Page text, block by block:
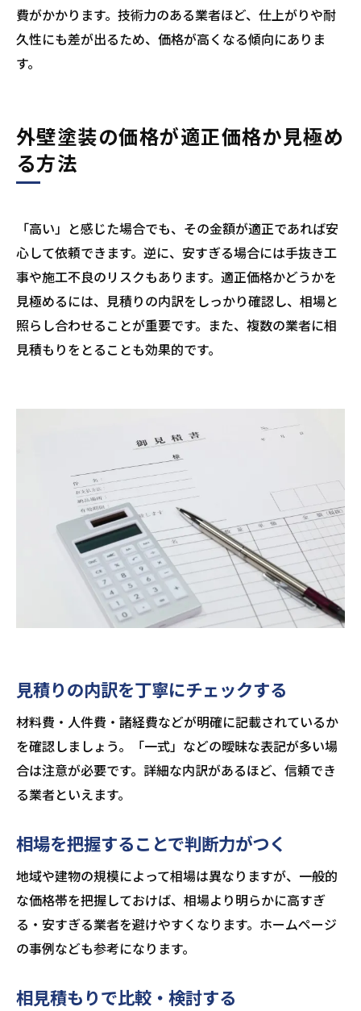
費がかかります。技術力のある業者ほど、仕上がりや耐
久性にも差が出るため、価格が高くなる傾向にありま
す。
外壁塗装の価格が適正価格か見極め
る方法
「高い」と感じた場合でも、その金額が適正であれば安
心して依頼できます。逆に、安すぎる場合には手抜き工
事や施工不良のリスクもあります。適正価格かどうかを
見極めるには、見積りの内訳をしっかり確認し、相場と
照らし合わせることが重要です。また、複数の業者に相
見積もりをとることも効果的です。
見積りの内訳を丁寧にチェックする
材料費・人件費・諸経費などが明確に記載されているか
を確認しましょう。「一式」などの曖昧な表記が多い場
合は注意が必要です。詳細な内訳があるほど、信頼でき
る業者といえます。
相場を把握することで判断力がつく
地域や建物の規模によって相場は異なりますが、一般的
な価格帯を把握しておけば、相場より明らかに高すぎ
る・安すぎる業者を避けやすくなります。ホームページ
の事例なども参考になります。
相見積もりで比較・検討する